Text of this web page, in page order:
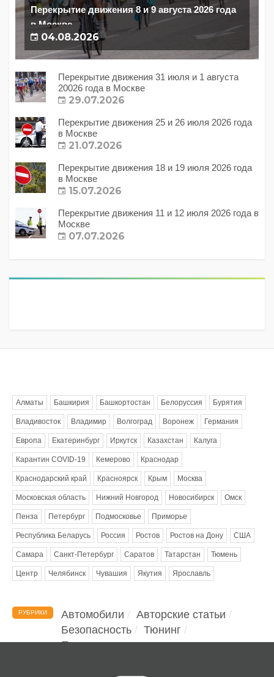
Перекрытие движения 8 и 9 августа 2026 года
в Москве
04.08.2026
Перекрытие движения 31 июля и 1 августа
20026 года в Москве
29.07.2026
Перекрытие движения 25 и 26 июля 2026 года
в Москве
21.07.2026
Перекрытие движения 18 и 19 июля 2026 года
в Москве
15.07.2026
Перекрытие движения 11 и 12 июля 2026 года в
Москве
07.07.2026
Алматы Башкирия Башкортостан Белоруссия Бурятия
Владивосток Владимир Волгоград Воронеж Германия
Европа Екатеринбург Иркутск Казахстан Калуга
Карантин COVID-19 Кемерово Краснодар
Краснодарский край Красноярск Крым Москва
Московская область Нижний Новгород Новосибирск Омск
Пенза Петербург Подмосковье Приморье
Республика Беларусь Россия Ростов Ростов на Дону США
Самара Санкт-Петербург Саратов Татарстан Тюмень
Центр Челябинск Чувашия Якутия Ярославль
РУБРИКИ Автомобили
Авторские статьи
Безопасность
Тюнинг
Помощь водителю